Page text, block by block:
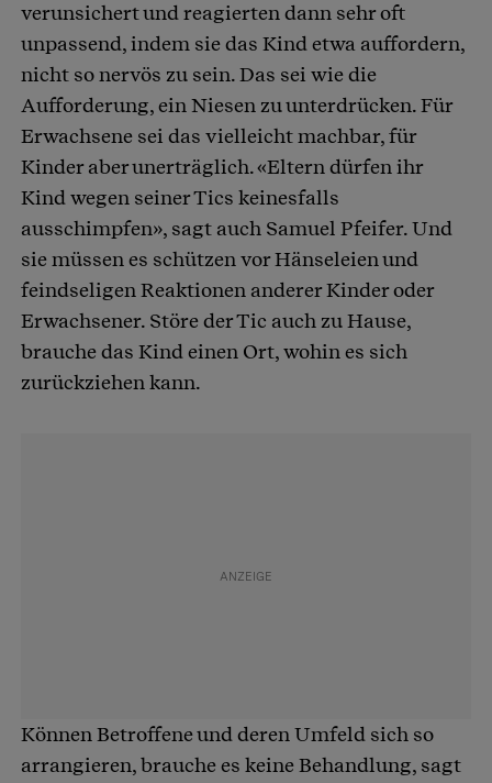
verunsichert und reagierten dann sehr oft
unpassend, indem sie das Kind etwa auffordern,
nicht so nervös zu sein. Das sei wie die
Aufforderung, ein Niesen zu unterdrücken. Für
Erwachsene sei das vielleicht machbar, für
Kinder aber unerträglich. «Eltern dürfen ihr
Kind wegen seiner Tics keinesfalls
ausschimpfen», sagt auch Samuel Pfeifer. Und
sie müssen es schützen vor Hänseleien und
feindseligen Reaktionen anderer Kinder oder
Erwachsener. Störe der Tic auch zu Hause,
brauche das Kind einen Ort, wohin es sich
zurückziehen kann.
Können Betroffene und deren Umfeld sich so
arrangieren, brauche es keine Behandlung, sagt